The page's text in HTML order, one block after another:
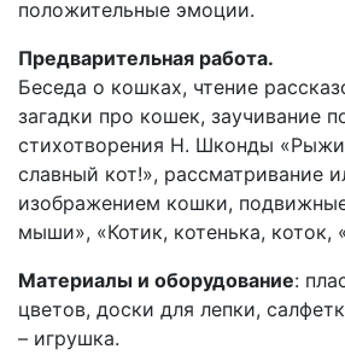
положительные эмоции.
Предварительная работа.
Беседа о кошках, чтение
загадки про кошек, заучивание
стихотворения Н. Шконды
славный кот!», рассматривание
изображением кошки,
мыши», «Котик, котенька, коток,
Материалы и оборудование:
цветов, доски для лепки,
– игрушка.